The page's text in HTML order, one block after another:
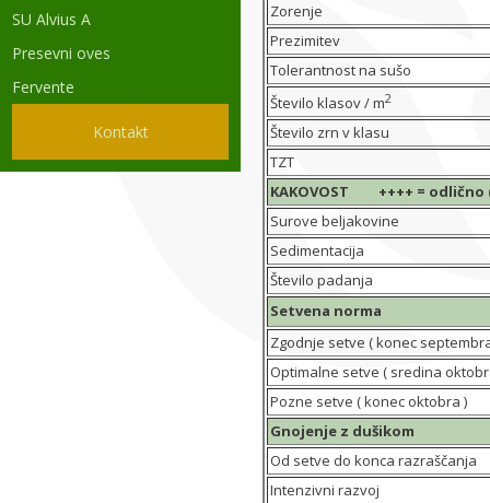
SU Alvius A
Presevni oves
Fervente
Kontakt
Zorenje
Prezimitev
Tolerantnost na sušo
Število klasov / m2
Število zrn v klasu
TZT
KAKOVOST ++++ = odlično
Surove beljakovine
Sedimentacija
Število padanja
Setvena norma
Zgodnje setve ( konec
Optimalne setve ( sredina
Pozne setve ( konec oktobra )
Gnojenje z dušikom
Od setve do konca razraščanja
Intenzivni razvoj